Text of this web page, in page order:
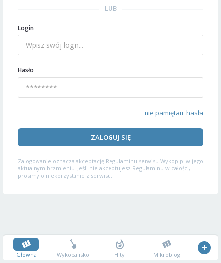
LUB
Login
Hasło
nie pamiętam hasła
ZALOGUJ SIĘ
Zalogowanie oznacza akceptację Regulaminu serwisu Wykop.pl w jego
aktualnym brzmieniu. Jeśli nie akceptujesz Regulaminu w całości,
prosimy o niekorzystanie z serwisu.
Główna Wykopalisko Hity Mikroblog